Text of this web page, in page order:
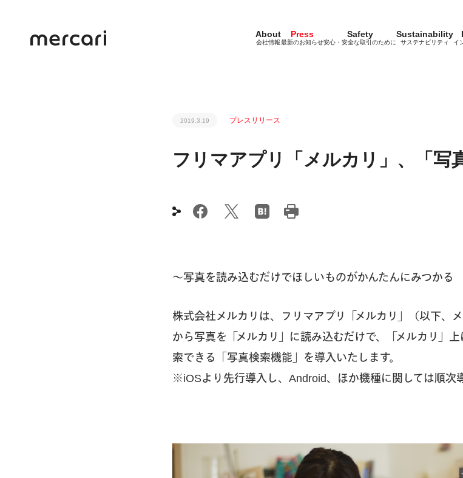
About
会社情報
Press
最新のお知らせ
Safety
安心・安全な取引のために
Sustainability
サステナビリティ イ
2019.3.19 プレスリリース
フリマアプリ「メルカリ」、「写
〜写真を読み込むだけでほしいものがかんたんにみつか
株式会社メルカリは、フリマアプリ「メルカリ」（以下、
から写真を「メルカリ」に読み込むだけで、「メルカリ」
索できる「写真検索機能」を導入いたします。
※iOSより先行導入し、Android、ほか機種に関しては順次